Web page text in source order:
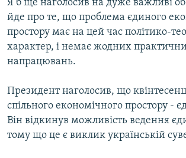
Я б ще наголосив на дуже важливі
йде про те, що проблема єдиного
простору має на цей час політико-
характер, і немає жодних
напрацювань.
Президент наголосив, що
спільного економічного простору -
Він відкинув можливість ведення
тому що це є виклик українській